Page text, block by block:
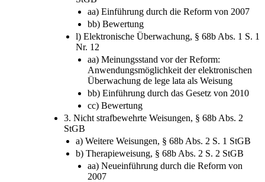
aa) Einführung durch die Reform von 2007
bb) Bewertung
l) Elektronische Überwachung, § 68b Abs. 1 S. 1
Nr. 12
aa) Meinungsstand vor der Reform:
Anwendungsmöglichkeit der elektronischen
Überwachung de lege lata als Weisung
bb) Einführung durch das Gesetz von 2010
cc) Bewertung
3. Nicht strafbewehrte Weisungen, § 68b Abs. 2
StGB
a) Weitere Weisungen, § 68b Abs. 2 S. 1 StGB
b) Therapieweisung, § 68b Abs. 2 S. 2 StGB
aa) Neueinführung durch die Reform von
2007